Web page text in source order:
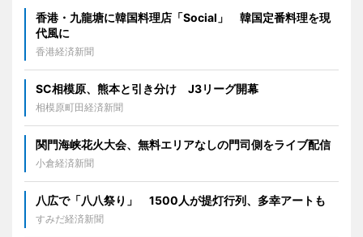
香港・九龍塘に韓国料理店「Social」 韓国定番料理を現
代風に
香港経済新聞
SC相模原、熊本と引き分け J3リーグ開幕
相模原町田経済新聞
関門海峡花火大会、無料エリアなしの門司側をライブ配信
小倉経済新聞
八広で「八八祭り」 1500人が提灯行列、多幸アートも
すみだ経済新聞